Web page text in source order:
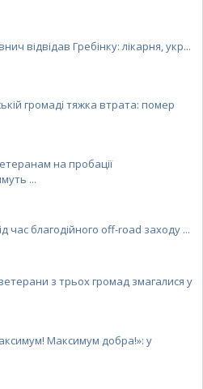
відвідав Гребінку: лікарня, укр...
громаді тяжка втрата: помер
на пробації
...
час благодійного off-road заходу ...
з трьох громад змагалися у
Максимум добра!»: у